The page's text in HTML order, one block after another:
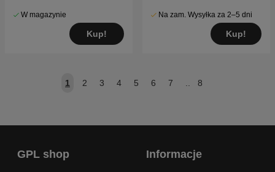
W magazynie
Kup!
Na zam. Wysyłka za 2–5 dni
Kup!
1 2 3 4 5 6 7 .. 8
GPL shop Informacje